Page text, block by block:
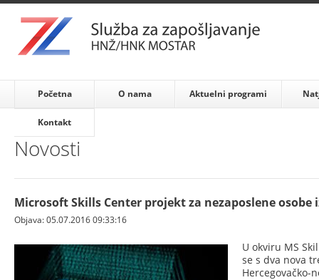
Početna O nama Aktuelni programi
Kontakt
Novosti
Microsoft Skills Center projekt za nezaposlene osobe
Objava: 05.07.2016 09:33:16
U okviru MS
se s dva nova
Hercegovačko-